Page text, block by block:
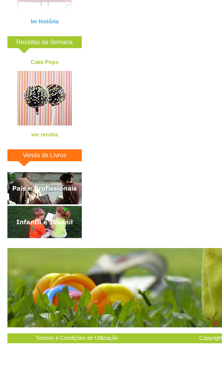
ler história
Receitas da Semana
Cake Pops
ver receita
Venda de Livros
Termos e Condições de Utilização